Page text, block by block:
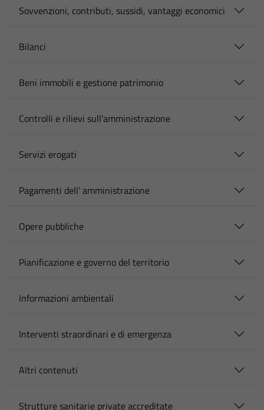
Sovvenzioni, contributi, sussidi, vantaggi economici
Bilanci
Beni immobili e gestione patrimonio
Controlli e rilievi sull'amministrazione
Servizi erogati
Pagamenti dell' amministrazione
Opere pubbliche
Pianificazione e governo del territorio
Informazioni ambientali
Interventi straordinari e di emergenza
Altri contenuti
Strutture sanitarie private accreditate